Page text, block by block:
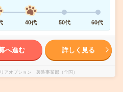
40代 50代 60代
へ進む 詳しく見る
アオプション 製造事業部（全国）